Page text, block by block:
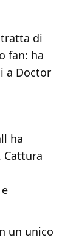
tratta di
fan: ha
a Doctor
ha
Cattura
un unico